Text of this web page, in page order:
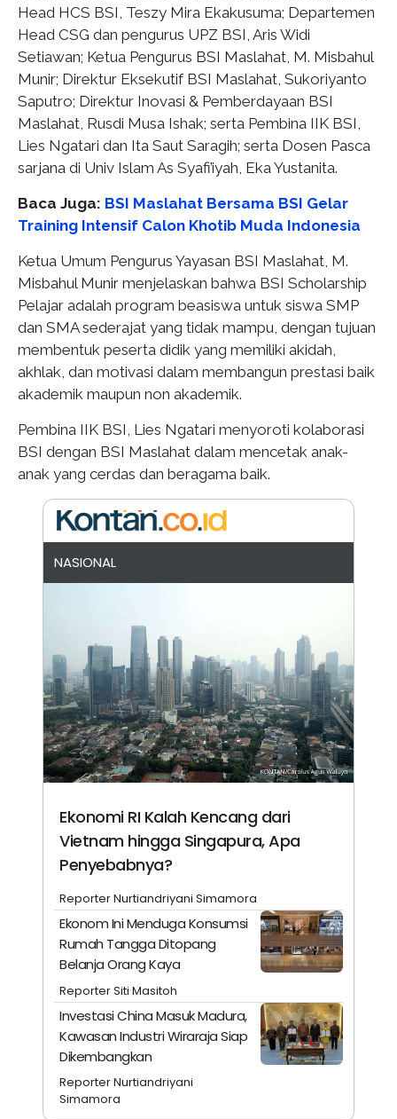
Head HCS BSI, Teszy Mira Ekakusuma; Departemen
Head CSG dan pengurus UPZ BSI, Aris Widi
Setiawan; Ketua Pengurus BSI Maslahat, M. Misbahul
Munir; Direktur Eksekutif BSI Maslahat, Sukoriyanto
Saputro; Direktur Inovasi & Pemberdayaan BSI
Maslahat, Rusdi Musa Ishak; serta Pembina IIK BSI,
Lies Ngatari dan Ita Saut Saragih; serta Dosen Pasca
sarjana di Univ Islam As Syafi’iyah, Eka Yustanita.
Baca Juga: BSI Maslahat Bersama BSI Gelar
Training Intensif Calon Khotib Muda Indonesia
Ketua Umum Pengurus Yayasan BSI Maslahat, M.
Misbahul Munir menjelaskan bahwa BSI Scholarship
Pelajar adalah program beasiswa untuk siswa SMP
dan SMA sederajat yang tidak mampu, dengan tujuan
membentuk peserta didik yang memiliki akidah,
akhlak, dan motivasi dalam membangun prestasi baik
akademik maupun non akademik.
Pembina IIK BSI, Lies Ngatari menyoroti kolaborasi
BSI dengan BSI Maslahat dalam mencetak anak-
anak yang cerdas dan beragama baik.
NASIONAL
Ekonomi RI Kalah Kencang dari
Vietnam hingga Singapura, Apa
Penyebabnya?
Reporter Nurtiandriyani Simamora
Ekonom Ini Menduga Konsumsi
Rumah Tangga Ditopang
Belanja Orang Kaya
Reporter Siti Masitoh
Investasi China Masuk Madura,
Kawasan Industri Wiraraja Siap
Dikembangkan
Reporter Nurtiandriyani
Simamora